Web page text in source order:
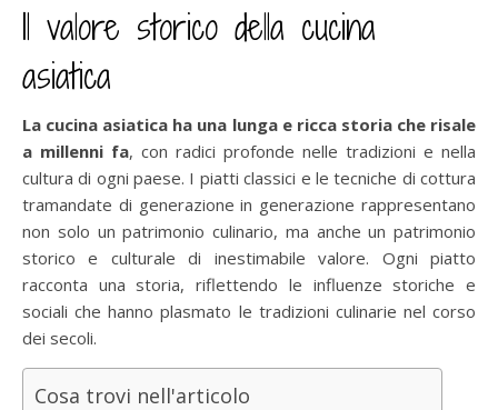
Il valore storico della cucina
asiatica
La cucina asiatica ha una lunga e ricca storia che risale
a millenni fa, con radici profonde nelle tradizioni e nella
cultura di ogni paese. I piatti classici e le tecniche di cottura
tramandate di generazione in generazione rappresentano
non solo un patrimonio culinario, ma anche un patrimonio
storico e culturale di inestimabile valore. Ogni piatto
racconta una storia, riflettendo le influenze storiche e
sociali che hanno plasmato le tradizioni culinarie nel corso
dei secoli.
Cosa trovi nell'articolo